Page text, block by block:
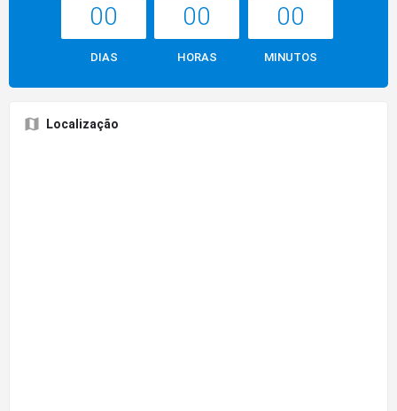
00
DIAS
00
HORAS
00
MINUTOS
Localização